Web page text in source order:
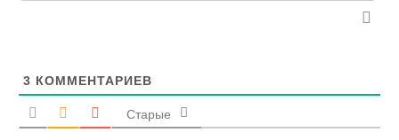
3 КОММЕНТАРИЕВ
Старые